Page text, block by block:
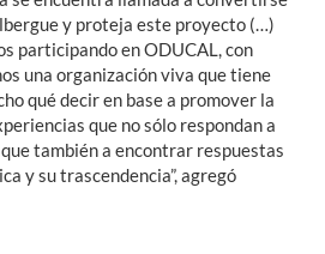
y proteja este proyecto (…)
participando en ODUCAL, con
una organización viva que tiene
qué decir en base a promover la
que no sólo respondan a
también a encontrar respuestas
y su trascendencia”, agregó